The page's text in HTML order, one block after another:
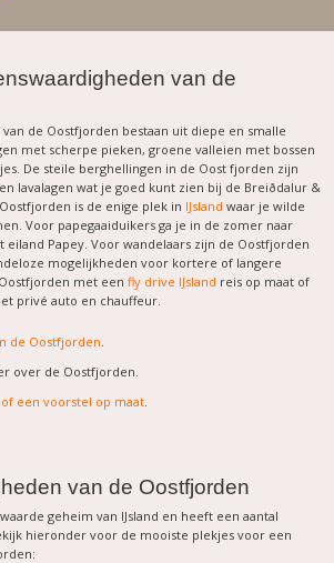
van de
de Oostfjorden bestaan uit diepe en smalle
met scherpe pieken, groene valleien met bossen
De steile berghellingen in de Oost fjorden zijn
lavalagen wat je goed kunt zien bij de Breiðdalur &
is de enige plek in IJsland waar je wilde
Voor papegaaiduikers ga je in de zomer naar
eiland Papey. Voor wandelaars zijn de Oostfjorden
mogelijkheden voor kortere of langere
met een fly drive IJsland reis op maat of
privé auto en chauffeur.
de Oostfjorden
over de Oostfjorden.
een voorstel op maat
van de Oostfjorden
geheim van IJsland en heeft een aantal
hieronder voor de mooiste plekjes voor een